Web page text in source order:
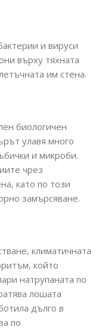
и вируси
върху тяхната
им стена.
биологичен
улавя много
и микроби.
чрез
като по този
замърсяване.
климатичната
който
натрупаната по
лошата
дълго в
по